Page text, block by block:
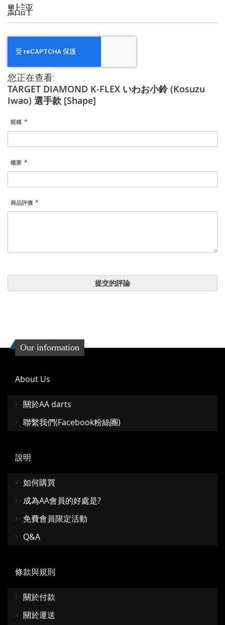
點評
您正在查看:
TARGET DIAMOND K-FLEX いわお小鈴 (Kosuzu
Iwao) 選手款 [Shape]
昵稱
概要
商品評價
提交的評論
Our information
About Us
關於AA darts
聯繫我們(Facebook粉絲團)
說明
如何購買
成為AA會員的好處是?
免費會員限定活動
Q&A
條款與規則
關於付款
關於運送